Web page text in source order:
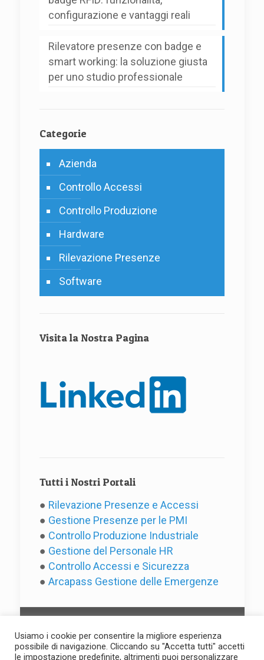
configurazione e vantaggi reali
Rilevatore presenze con badge e
smart working: la soluzione giusta
per uno studio professionale
Categorie
Azienda
Controllo Accessi
Controllo Produzione
Hardware
Rilevazione Presenze
Software
Visita la Nostra Pagina
Tutti i Nostri Portali
● Rilevazione Presenze e Accessi
● Gestione Presenze per le PMI
● Controllo Produzione Industriale
● Gestione del Personale HR
● Controllo Accessi e Sicurezza
● Arcapass Gestione delle Emergenze
Usiamo i cookie per consentire la migliore esperienza
possibile di navigazione. Cliccando su "Accetta tutti" accetti
le impostazione predefinite, altrimenti puoi personalizzare